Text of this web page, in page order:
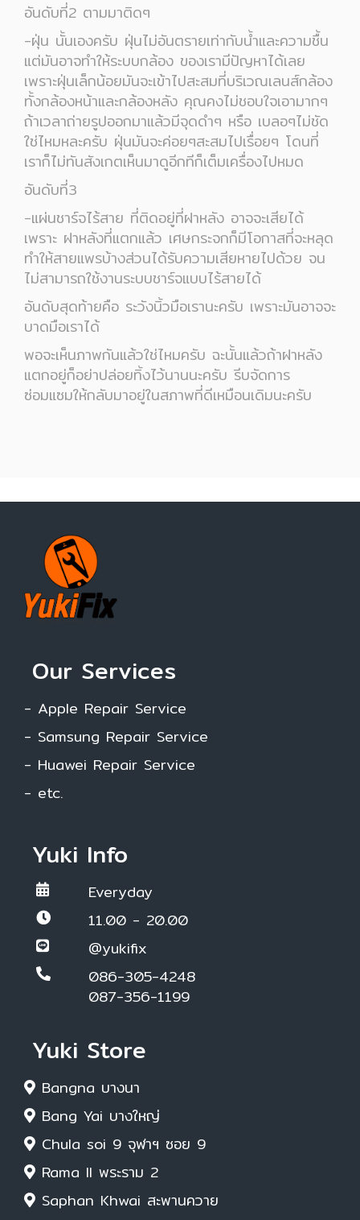
อันดับที่2 ตามมาติดๆ
-ฝุ่น นั้นเองครับ ฝุ่นไม่อันตรายเท่ากับน้ำและความชื้น
แต่มันอาจทำให้ระบบกล้อง ของเรามีปัญหาได้เลย
เพราะฝุ่นเล็กน้อยมันจะเข้าไปสะสมที่บริเวณเลนส์กล้อง
ทั้งกล้องหน้าและกล้องหลัง คุณคงไม่ชอบใจเอามากๆ
ถ้าเวลาถ่ายรูปออกมาแล้วมีจุดดำๆ หรือ เบลอๆไม่ชัด
ใช่ไหมหละครับ ฝุ่นมันจะค่อยๆสะสมไปเรื่อยๆ โดนที่
เราก็ไม่ทันสังเกตเห็นมาดูอีกทีก็เต็มเครื่องไปหมด
อันดับที่3
-แผ่นชาร์จไร้สาย ที่ติดอยู่ที่ฝาหลัง อาจจะเสียได้
เพราะ ฝาหลังที่แตกแล้ว เศษกระจกก็มีโอกาสที่จะหลุด
ทำให้สายแพรบ้างส่วนได้รับความเสียหายไปด้วย จน
ไม่สามารถใช้งานระบบชาร์จแบบไร้สายได้
อันดับสุดท้ายคือ ระวังนิ้วมือเรานะครับ เพราะมันอาจจะ
บาดมือเราได้
พอจะเห็นภาพกันแล้วใช่ไหมครับ ฉะนั้นแล้วถ้าฝาหลัง
แตกอยู่ก็อย่าปล่อยทิ้งไว้นานนะครับ รีบจัดการ
ซ่อมแซมให้กลับมาอยู่ในสภาพที่ดีเหมือนเดิมนะครับ
Our Services
- Apple Repair Service
- Samsung Repair Service
- Huawei Repair Service
- etc.
Yuki Info
Everyday
11.00 - 20.00
@yukifix
086-305-4248
087-356-1199
Yuki Store
Bangna บางนา
Bang Yai บางใหญ่
Chula soi 9 จุฬาฯ ซอย 9
Rama II พระราม 2
Saphan Khwai สะพานควาย